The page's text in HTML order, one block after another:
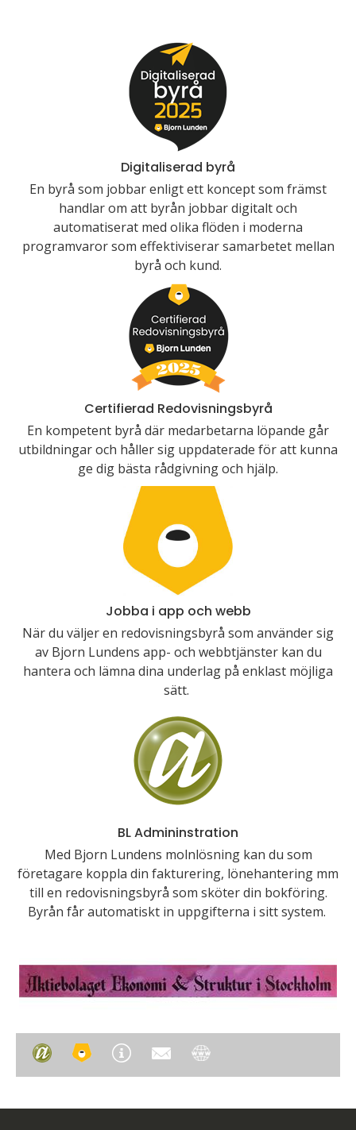
Digitaliserad byrå
En byrå som jobbar enligt ett koncept som främst
handlar om att byrån jobbar digitalt och
automatiserat med olika flöden i moderna
programvaror som effektiviserar samarbetet mellan
byrå och kund.
Certifierad Redovisningsbyrå
En kompetent byrå där medarbetarna löpande går
utbildningar och håller sig uppdaterade för att kunna
ge dig bästa rådgivning och hjälp.
Jobba i app och webb
När du väljer en redovisningsbyrå som använder sig
av Bjorn Lundens app- och webbtjänster kan du
hantera och lämna dina underlag på enklast möjliga
sätt.
BL Admininstration
Med Bjorn Lundens molnlösning kan du som
företagare koppla din fakturering, lönehantering mm
till en redovisningsbyrå som sköter din bokföring.
Byrån får automatiskt in uppgifterna i sitt system.